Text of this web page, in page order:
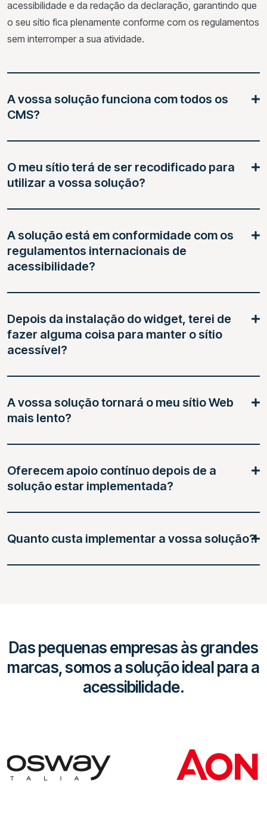
acessibilidade e da redação da declaração, garantindo que
o seu sítio fica plenamente conforme com os regulamentos
sem interromper a sua atividade.
A vossa solução funciona com todos os
CMS?
O meu sítio terá de ser recodificado para
utilizar a vossa solução?
A solução está em conformidade com os
regulamentos internacionais de
acessibilidade?
Depois da instalação do widget, terei de
fazer alguma coisa para manter o sítio
acessível?
A vossa solução tornará o meu sítio Web
mais lento?
Oferecem apoio contínuo depois de a
solução estar implementada?
Quanto custa implementar a vossa solução?
Das pequenas empresas às grandes
marcas, somos a solução ideal para a
acessibilidade.